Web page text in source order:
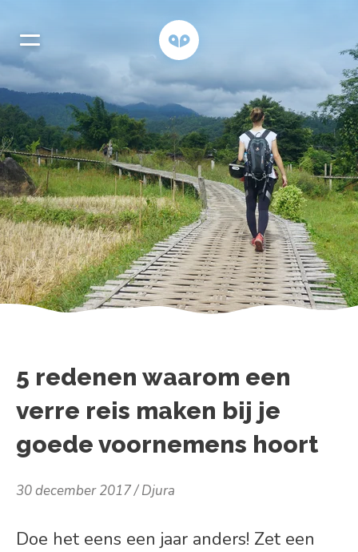
5 redenen waarom een
verre reis maken bij je
goede voornemens hoort
30 december 2017 Djura
Doe het eens een jaar anders! Zet een